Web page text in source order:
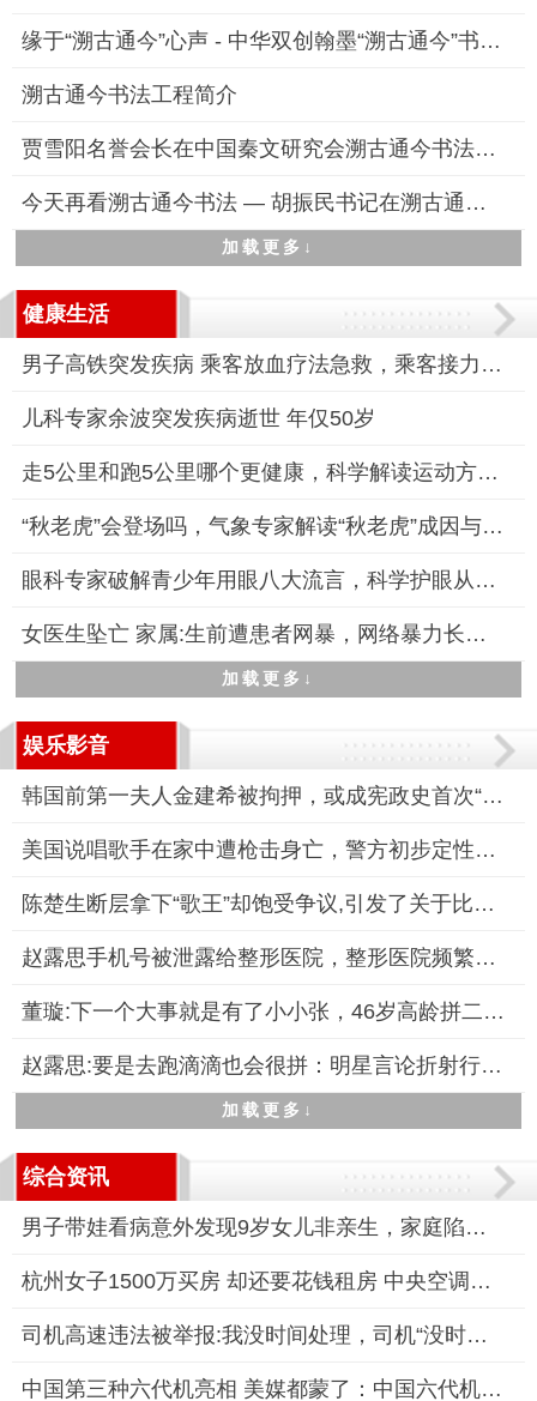
缘于“溯古通今”心声 - 中华双创翰墨“溯古通今”书法特训高研
溯古通今书法工程简介
贾雪阳名誉会长在中国秦文研究会溯古通今书法工程专业委员会成立
今天再看溯古通今书法 — 胡振民书记在溯古通今书法工程启动仪式
加载更多↓
健康生活
男子高铁突发疾病 乘客放血疗法急救，乘客接力施救显真情
儿科专家余波突发疾病逝世 年仅50岁
走5公里和跑5公里哪个更健康，科学解读运动方式的健康差异
“秋老虎”会登场吗，气象专家解读“秋老虎”成因与应对策略
眼科专家破解青少年用眼八大流言，科学护眼从破除谣言开始
女医生坠亡 家属:生前遭患者网暴，网络暴力长达7个月
加载更多↓
娱乐影音
韩国前第一夫人金建希被拘押，或成宪政史首次“总统夫妇同囚”
美国说唱歌手在家中遭枪击身亡，警方初步定性为凶杀案
陈楚生断层拿下“歌王”却饱受争议,引发了关于比赛公平性与音乐
赵露思手机号被泄露给整形医院，整形医院频繁骚扰，引发公众关注
董璇:下一个大事就是有了小小张，46岁高龄拼二胎引关注
赵露思:要是去跑滴滴也会很拼：明星言论折射行业现实
加载更多↓
综合资讯
男子带娃看病意外发现9岁女儿非亲生，家庭陷入信任危机
杭州女子1500万买房 却还要花钱租房 中央空调系统故障被迫租房
司机高速违法被举报:我没时间处理，司机“没时间处理”成常态？
中国第三种六代机亮相 美媒都蒙了：中国六代机发展速度令世界震